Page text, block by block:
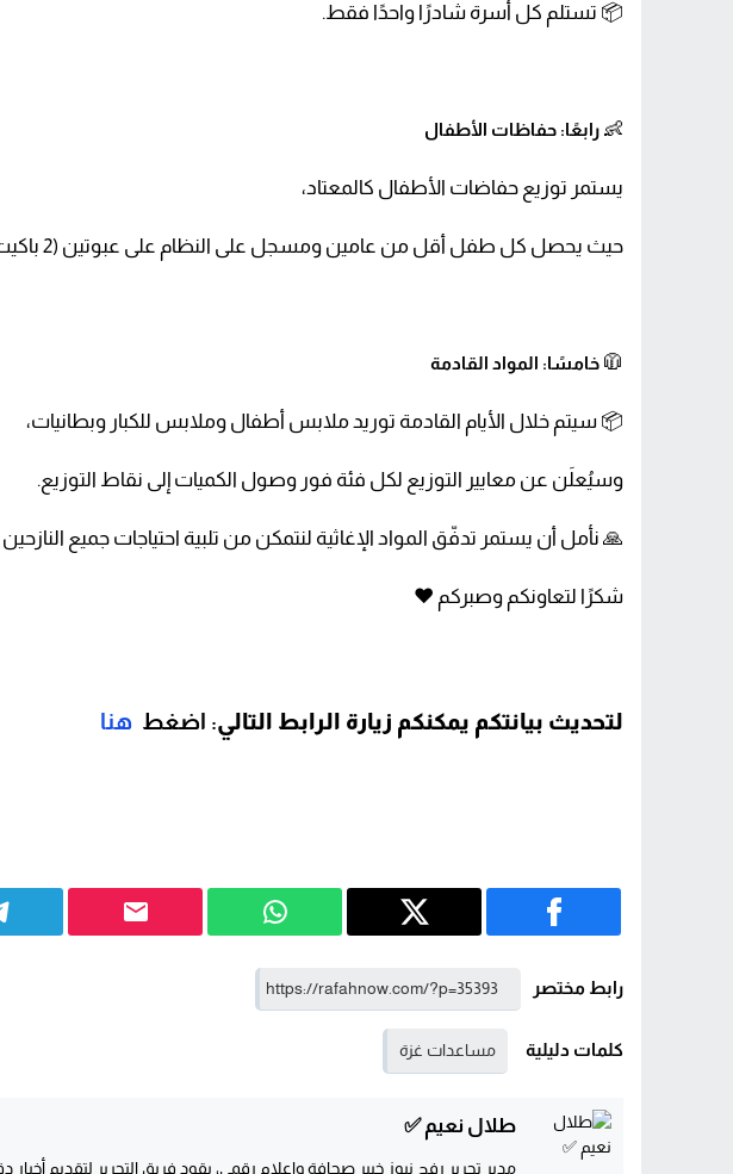
📦 تستلم كل أسرة شادرًا واحدًا فقط.
👶 رابعًا: حفاظات الأطفال
يستمر توزيع حفاضات الأطفال كالمعتاد،
حيث يحصل كل طفل أقل من عامين ومسجل على النظام على عبوتين (2 باكيت).
🧥 خامسًا: المواد القادمة
📦 سيتم خلال الأيام القادمة توريد ملابس أطفال وملابس للكبار وبطانيات،
وسيُعلَن عن معايير التوزيع لكل فئة فور وصول الكميات إلى نقاط التوزيع.
🙏 نأمل أن يستمر تدفّق المواد الإغاثية لنتمكن من تلبية احتياجات جميع
شكرًا لتعاونكم وصبركم ❤️
لتحديث بيانتكم يمكنكم زيارة الرابط التالي: اضغط هنا
رابط مختصر
كلمات دليلية مساعدات غزة
طلال نعيم ✅
مدير تحرير رفح نيوز خبير صحافة وإعلام رقمي، يقود فريق التحرير لتقديم